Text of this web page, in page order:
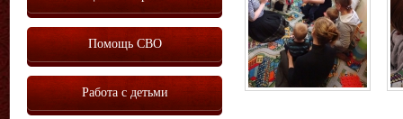
Помощь СВО
Работа с детьми